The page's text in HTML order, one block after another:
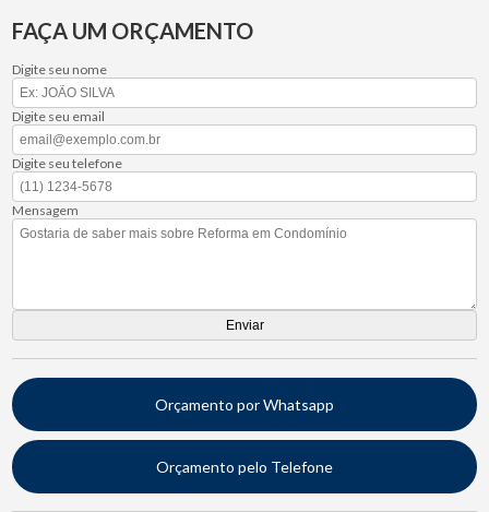
FAÇA UM ORÇAMENTO
Digite seu nome
Digite seu email
Digite seu telefone
Mensagem
Orçamento por Whatsapp
Orçamento pelo Telefone